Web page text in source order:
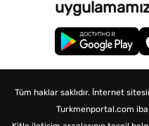
Tüm haklar saklıdır. İnternet
Turkmenportal.com